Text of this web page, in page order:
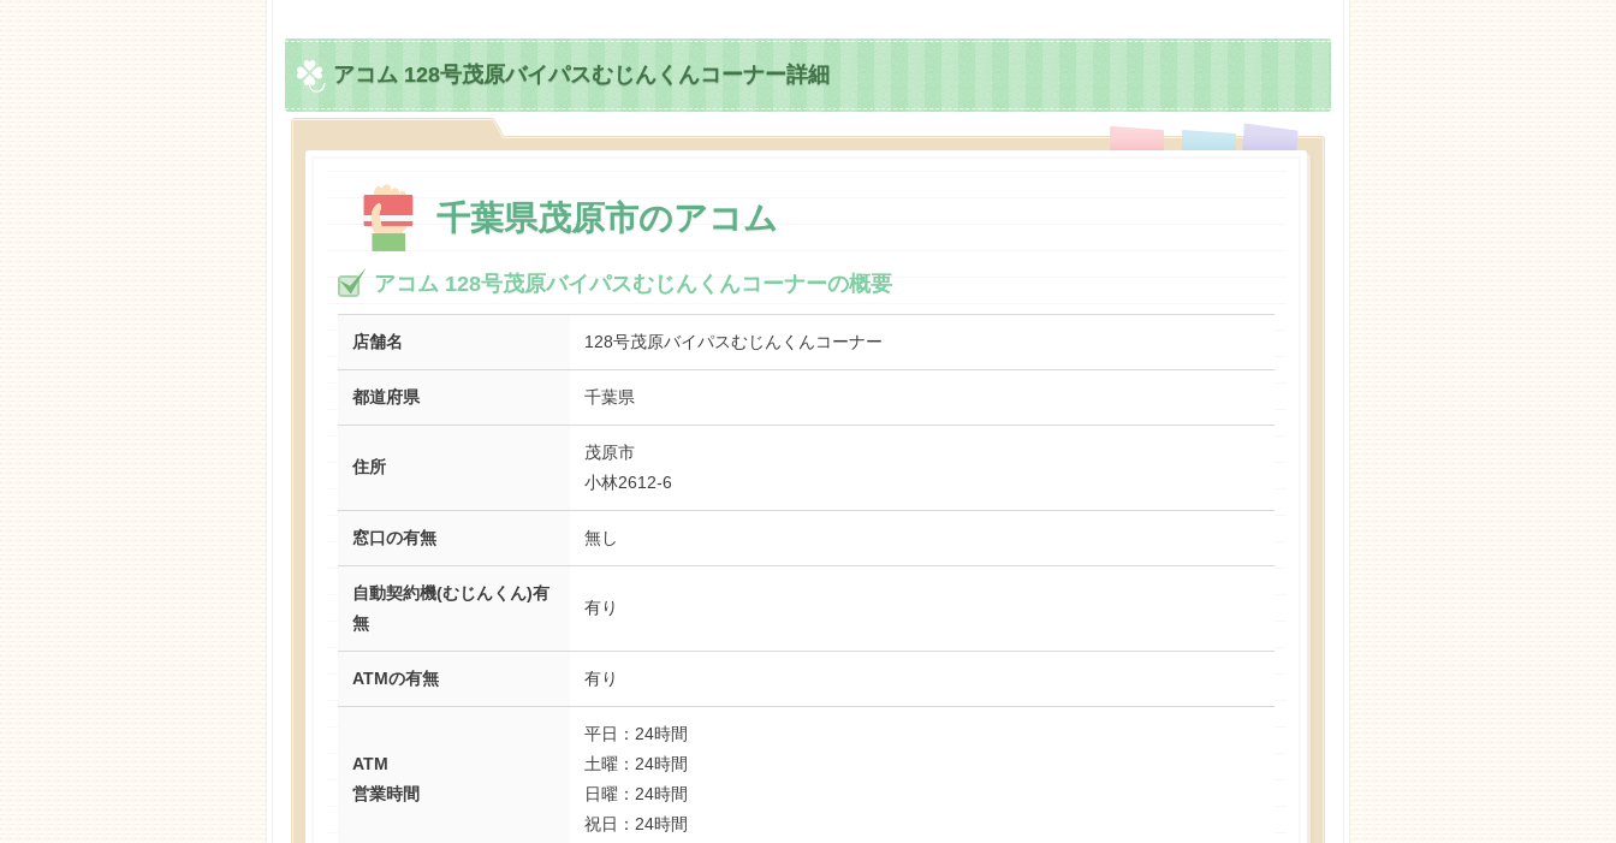
アコム 128号茂原バイパスむじんくんコーナー詳細
千葉県茂原市のアコム
アコム 128号茂原バイパスむじんくんコーナーの概要
店舗名 128号茂原バイパスむじんくんコーナー
都道府県 千葉県
住所
茂原市
小林2612-6
窓口の有無 無し
自動契約機(むじんくん)有
無
有り
ATMの有無 有り
ATM
営業時間
平日：24時間
土曜：24時間
日曜：24時間
祝日：24時間